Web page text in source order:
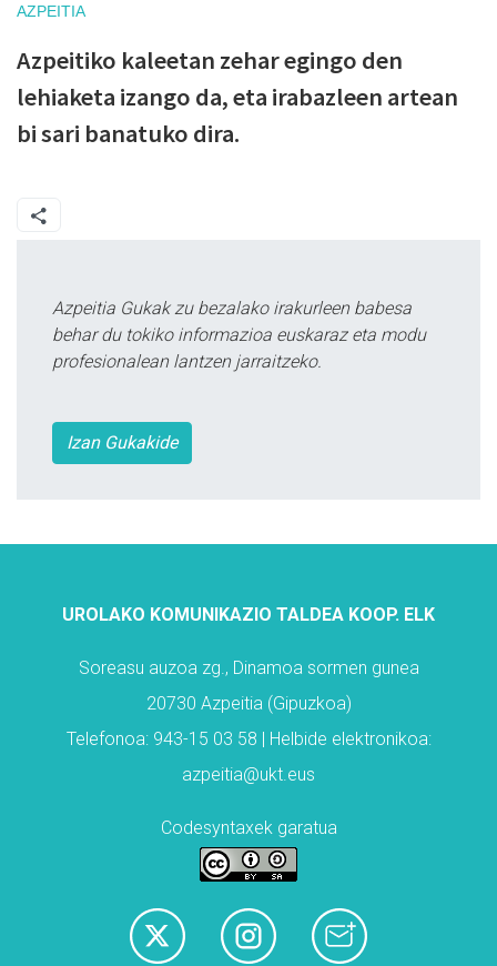
AZPEITIA
Azpeitiko kaleetan zehar egingo den
lehiaketa izango da, eta irabazleen artean
bi sari banatuko dira.
Azpeitia Gukak zu bezalako irakurleen babesa
behar du tokiko informazioa euskaraz eta modu
profesionalean lantzen jarraitzeko.
Izan Gukakide
UROLAKO KOMUNIKAZIO TALDEA KOOP. ELK
Soreasu auzoa zg., Dinamoa sormen gunea
20730 Azpeitia (Gipuzkoa)
Telefonoa: 943-15 03 58 | Helbide elektronikoa:
azpeitia@ukt.eus
Codesyntaxek garatua